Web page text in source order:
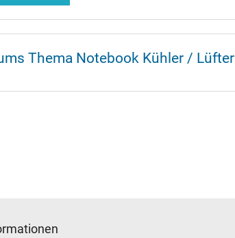
Thema Notebook Kühler / Lüfter